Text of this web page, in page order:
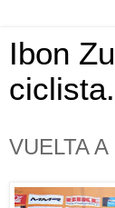
Ibon
ciclista.
VUELTA